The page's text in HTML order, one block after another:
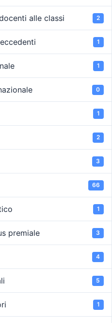
alle classi 2
1
1
0
1
2
3
66
1
premiale 3
4
5
1